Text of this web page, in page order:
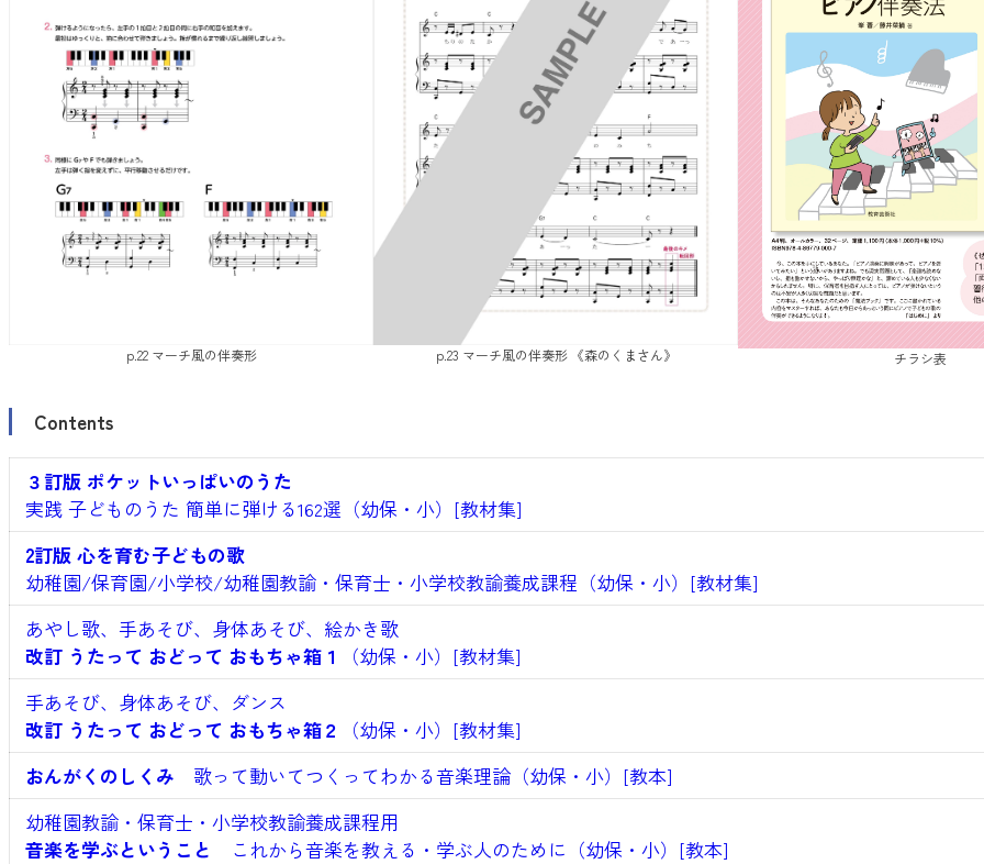
p.22 マーチ風の伴奏形 p.23 マーチ風の伴奏形 《森のくまさん》 チラシ表
Contents
３訂版 ポケットいっぱいのうた
実践 子どものうた 簡単に弾ける162選（幼保・小）[教材集]
2訂版 心を育む子どもの歌
幼稚園/保育園/小学校/幼稚園教諭・保育士・小学校教諭養成課程（幼保・小）[教材集]
あやし歌、手あそび、身体あそび、絵かき歌
改訂 うたって おどって おもちゃ箱１
（幼保・小）[教材集]
手あそび、身体あそび、ダンス
改訂 うたって おどって おもちゃ箱２
（幼保・小）[教材集]
おんがくのしくみ 歌って動いてつくってわかる音楽理論（幼保・小）[教本]
幼稚園教諭・保育士・小学校教諭養成課程用
音楽を学ぶということ
これから音楽を教える・学ぶ人のために（幼保・小）[教本]